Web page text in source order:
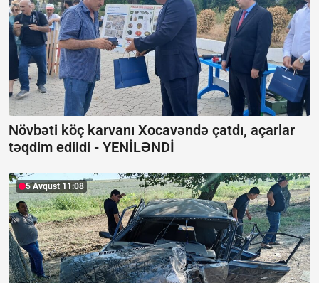
Növbəti köç karvanı Xocavəndə çatdı, açarlar
təqdim edildi - YENİLƏNDİ
5 Avqust 11:08